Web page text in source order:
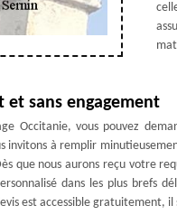
et sans engagement
Occitanie, vous pouvez
invitons à remplir
que nous aurons reçu votre
dans les plus brefs
est accessible gratuitement,